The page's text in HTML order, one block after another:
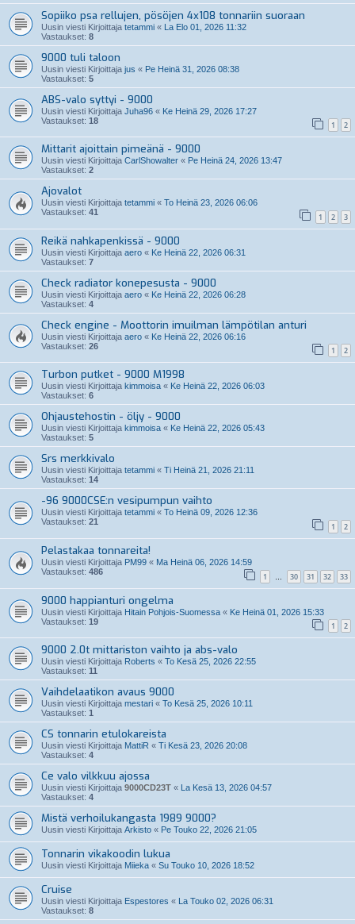
Sopiiko psa rellujen, pösöjen 4x108 tonnariin suoraan
Uusin viesti Kirjoittaja tetammi « La Elo 01, 2026 11:32
Vastaukset: 8
9000 tuli taloon
Uusin viesti Kirjoittaja jus « Pe Heinä 31, 2026 08:38
Vastaukset: 5
ABS-valo syttyi - 9000
Uusin viesti Kirjoittaja Juha96 « Ke Heinä 29, 2026 17:27
Vastaukset: 18 1 2
Mittarit ajoittain pimeänä - 9000
Uusin viesti Kirjoittaja CarlShowalter « Pe Heinä 24, 2026 13:47
Vastaukset: 2
Ajovalot
Uusin viesti Kirjoittaja tetammi « To Heinä 23, 2026 06:06
Vastaukset: 41 1 2 3
Reikä nahkapenkissä - 9000
Uusin viesti Kirjoittaja aero « Ke Heinä 22, 2026 06:31
Vastaukset: 7
Check radiator konepesusta - 9000
Uusin viesti Kirjoittaja aero « Ke Heinä 22, 2026 06:28
Vastaukset: 4
Check engine - Moottorin imuilman lämpötilan anturi
Uusin viesti Kirjoittaja aero « Ke Heinä 22, 2026 06:16
Vastaukset: 26 1 2
Turbon putket - 9000 M1998
Uusin viesti Kirjoittaja kimmoisa « Ke Heinä 22, 2026 06:03
Vastaukset: 6
Ohjaustehostin - öljy - 9000
Uusin viesti Kirjoittaja kimmoisa « Ke Heinä 22, 2026 05:43
Vastaukset: 5
Srs merkkivalo
Uusin viesti Kirjoittaja tetammi « Ti Heinä 21, 2026 21:11
Vastaukset: 14
-96 9000CSE:n vesipumpun vaihto
Uusin viesti Kirjoittaja tetammi « To Heinä 09, 2026 12:36
Vastaukset: 21 1 2
Pelastakaa tonnareita!
Uusin viesti Kirjoittaja PM99 « Ma Heinä 06, 2026 14:59
Vastaukset: 486 1 … 30 31 32 33
9000 happianturi ongelma
Uusin viesti Kirjoittaja Hitain Pohjois-Suomessa « Ke Heinä 01, 2026 15:33
Vastaukset: 19 1 2
9000 2.0t mittariston vaihto ja abs-valo
Uusin viesti Kirjoittaja Roberts « To Kesä 25, 2026 22:55
Vastaukset: 11
Vaihdelaatikon avaus 9000
Uusin viesti Kirjoittaja mestari « To Kesä 25, 2026 10:11
Vastaukset: 1
CS tonnarin etulokareista
Uusin viesti Kirjoittaja MattiR « Ti Kesä 23, 2026 20:08
Vastaukset: 4
Ce valo vilkkuu ajossa
Uusin viesti Kirjoittaja 9000CD23T « La Kesä 13, 2026 04:57
Vastaukset: 4
Mistä verhoilukangasta 1989 9000?
Uusin viesti Kirjoittaja Arkisto « Pe Touko 22, 2026 21:05
Tonnarin vikakoodin lukua
Uusin viesti Kirjoittaja Miieka « Su Touko 10, 2026 18:52
Cruise
Uusin viesti Kirjoittaja Espestores « La Touko 02, 2026 06:31
Vastaukset: 8